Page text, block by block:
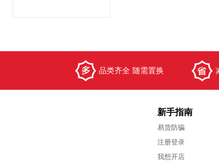
品类齐全 随需置换
新手指南
易货防骗
注册登录
我想开店